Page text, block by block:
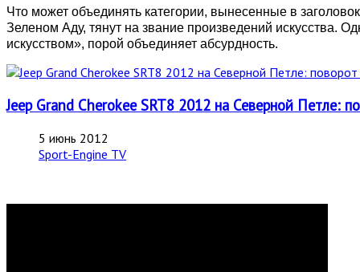
Что может объединять категории, вынесенные в
Зеленом Аду, тянут на звание произведений искусства.
искусством», порой объединяет абсурдность.
Jeep Grand Cherokee SRT8 2012 на Северной Петле:
5 июнь 2012
Sport-Engine TV